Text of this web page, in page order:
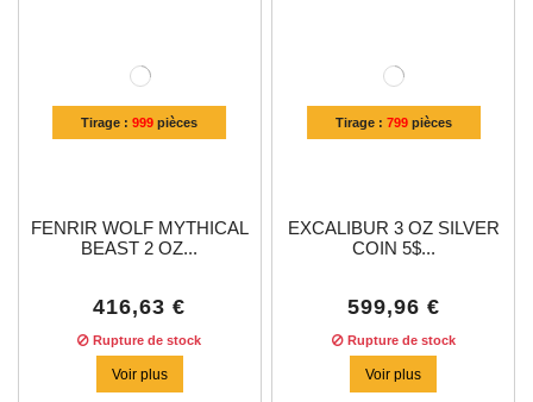
Tirage :999 pièces
FENRIR WOLF MYTHICAL
BEAST 2 OZ...
416,63 €
Rupture de stock
Voir plus
Tirage : 799pièces
EXCALIBUR 3 OZ SILVER
COIN 5$...
599,96 €
Rupture de stock
Voir plus